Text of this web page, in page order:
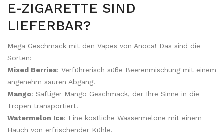
E-ZIGARETTE SIND
LIEFERBAR?
Mega Geschmack mit den Vapes von Anoca! Das sind die
Sorten:
Mixed Berries: Verführerisch süße Beerenmischung mit einem
angenehm sauren Abgang.
Mango: Saftiger Mango Geschmack, der Ihre Sinne in die
Tropen transportiert.
Watermelon Ice: Eine köstliche Wassermelone mit einem
Hauch von erfrischender Kühle.